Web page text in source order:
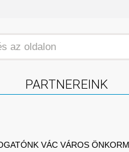
PARTNEREINK
VÁC VÁROS